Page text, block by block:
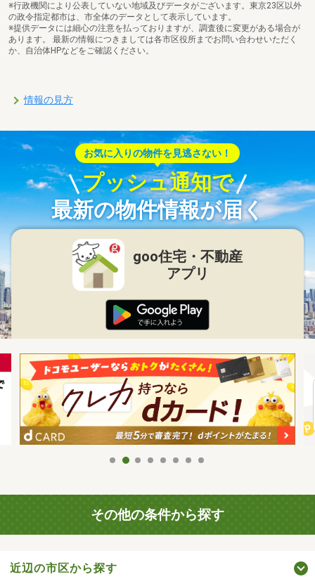
※行政機関により公表していない地域及びデータがございます。東京23区以外
の政令指定都市は、市全体のデータとして表示しています。
※提供データには細心の注意を払っておりますが、調査後に変更がある場合が
あります。 最新の情報につきましては各市区役所までお問い合わせいただく
か、自治体HPなどをご確認ください。
情報の見方
お気に入りの物件を見逃さない！
プッシュ通知で
最新の物件情報が届く
goo住宅・不動産
アプリ
その他の条件から探す
近辺の市区から探す